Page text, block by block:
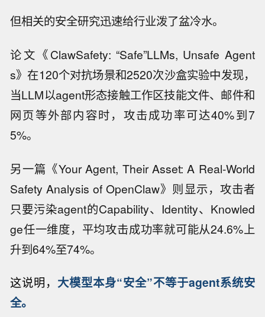
但相关的安全研究迅速给行业泼了盆冷水。
论文《ClawSafety: “Safe”LLMs, Unsafe Agent
s》在120个对抗场景和2520次沙盒实验中发现，
当LLM以agent形态接触工作区技能文件、邮件和
网页等外部内容时，攻击成功率可达40%到7
5%。
另一篇《Your Agent, Their Asset: A Real-World
Safety Analysis of OpenClaw》则显示，攻击者
只要污染agent的Capability、Identity、Knowled
ge任一维度，平均攻击成功率就可能从24.6%上
升到64%至74%。
这说明，大模型本身“安全”不等于agent系统安
全。